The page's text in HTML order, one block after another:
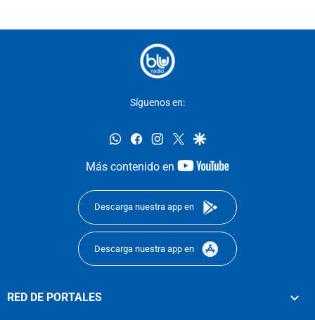
Síguenos en:
whatsappfacebookinstagram
twittergoogle
Más contenido en
youtube-
Descarga nuestra app en
Descarga nuestra app en
RED DE PORTALES